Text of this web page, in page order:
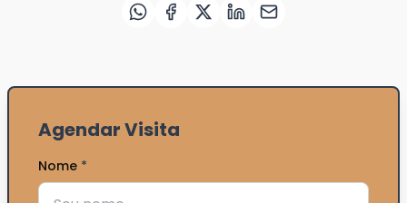
Agendar Visita
Nome *